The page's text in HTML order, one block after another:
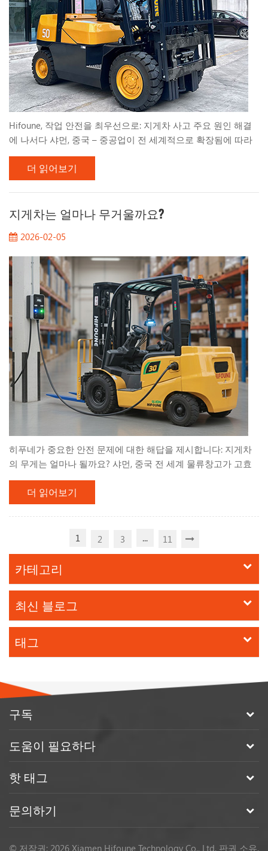
Hifoune, 작업 안전을 최우선으로: 지게차 사고 주요 원인 해결
에 나서다 샤먼, 중국 – 중공업이 전 세계적으로 확장됨에 따라
안전은 현장 관리자에게 가장 중요한 관심사로 남아 있습니다.
히푸네 자재 취급 장비 분야의 선도적인 제조업체인 당사는 다
음과 같은 중요한 질문에 대한 포괄적인 안전 브리핑을 발표합
니다. 지게차 사용 시 부상의 주요 원인은 무엇입니까? 이러한
위험을 이해함으로써 기업은 직원들을 더 잘 보호하고 성과를
들어 올릴 때 주요 위험 요소 파악하기 통계에 따르면 창고 및
야적장 사고의 대부분은 예방 가능한 세 가지 요인에서 비롯됩
니다. 전복 및 안정성 문제: 이는 사망 사고의 주요 원인입니다.
소형 차량을 운전하든 대형 차량...
더 읽어보기
지게차는 얼마나 무거울까요?
2026-02-05
히푸네가 중요한 안전 문제에 대한 해답을 제시합니다: 지게차
의 무게는 얼마나 될까요? 샤먼, 중국 전 세계 물류창고가 고효
율 전기 물류 시스템으로 전환함에 따라, 선도적인 기업인 히푸
네(Hifoune)는 다음과 같은 전략을 추진하고 있습니다. 전기 지
게차 제조업체 는 기계의 서비스 중량과 작동 안전성 간의 중요
한 관계를 운영자가 이해할 수 있도록 전문가 지침을 발표합니
다. 현재 평가를 진행 중인 기업들을 위해 이 지침이 제공됩니다.
닥 보호 및 사고 예방을 위한 첫 번째 단계입니다. 에션. 모의 숨
겨진 무게 던 플릿 업계에서 흔히 발생하는 오해 중 하나는 지게
차의 "적재 용량"과 "사용 중량"을 혼동하는 것입니다. 표준 장
비는 5,000파운드를 ...
더 읽어보기
1 2 3 ... 11
카테고리
최신 블로그
태그
구독
도움이 필요하다
핫 태그
문의하기
© 저작권: 2026 Xiamen Hifoune Technology Co., Ltd. 판권 소유.